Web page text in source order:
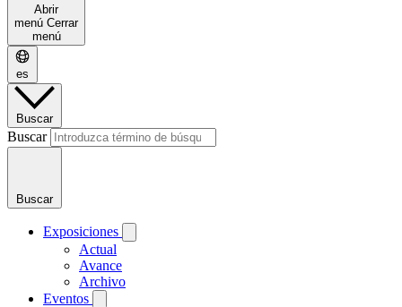
Abrir
menú Cerrar
menú
es
Buscar
Buscar
Buscar
Exposiciones
Actual
Avance
Archivo
Eventos